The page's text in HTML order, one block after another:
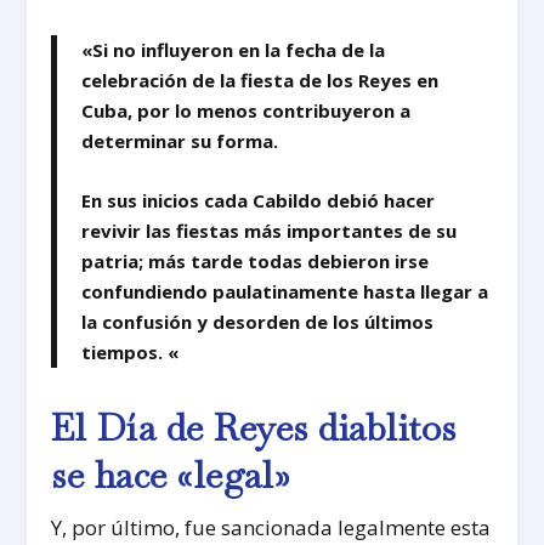
«Si no influyeron en la fecha de la
celebración de la fiesta de los Reyes en
Cuba, por lo menos contribuyeron a
determinar su forma.
En sus inicios cada Cabildo debió hacer
revivir las fiestas más importantes de su
patria; más tarde todas debieron irse
confundiendo paulatinamente hasta llegar a
la confusión y desorden de los últimos
tiempos. «
El Día de Reyes diablitos
se hace «legal»
Y, por último, fue sancionada legalmente esta